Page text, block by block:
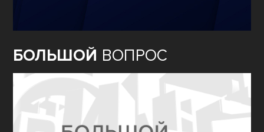
БОЛЬШОЙ ВОПРОС